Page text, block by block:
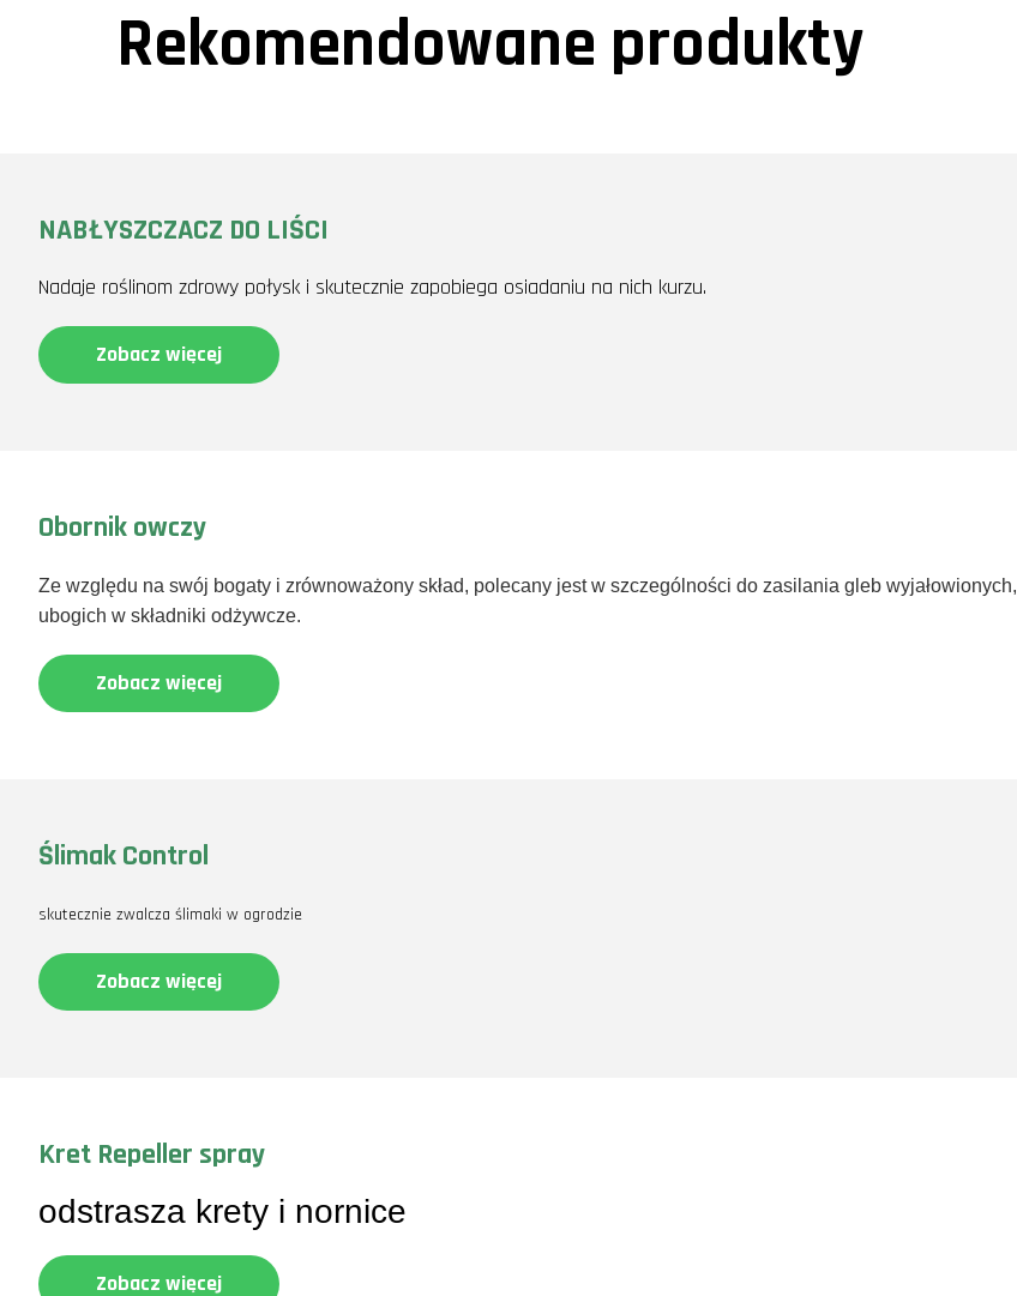
Rekomendowane produkty
NABŁYSZCZACZ DO LIŚCI
Nadaje roślinom zdrowy połysk i skutecznie zapobiega osiadaniu na nich kurzu.
Zobacz więcej
Obornik owczy
Ze względu na swój bogaty i zrównoważony skład, polecany jest w szczególności do zasilania gleb wyjałowionych,
ubogich w składniki odżywcze.
Zobacz więcej
Ślimak Control
skutecznie zwalcza ślimaki w ogrodzie
Zobacz więcej
Kret Repeller spray
odstrasza krety i nornice
Zobacz więcej